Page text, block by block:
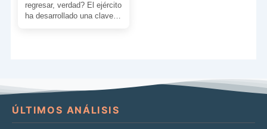
regresar, verdad? El ejército
ha desarrollado una clave
ÚLTIMOS ANÁLISIS